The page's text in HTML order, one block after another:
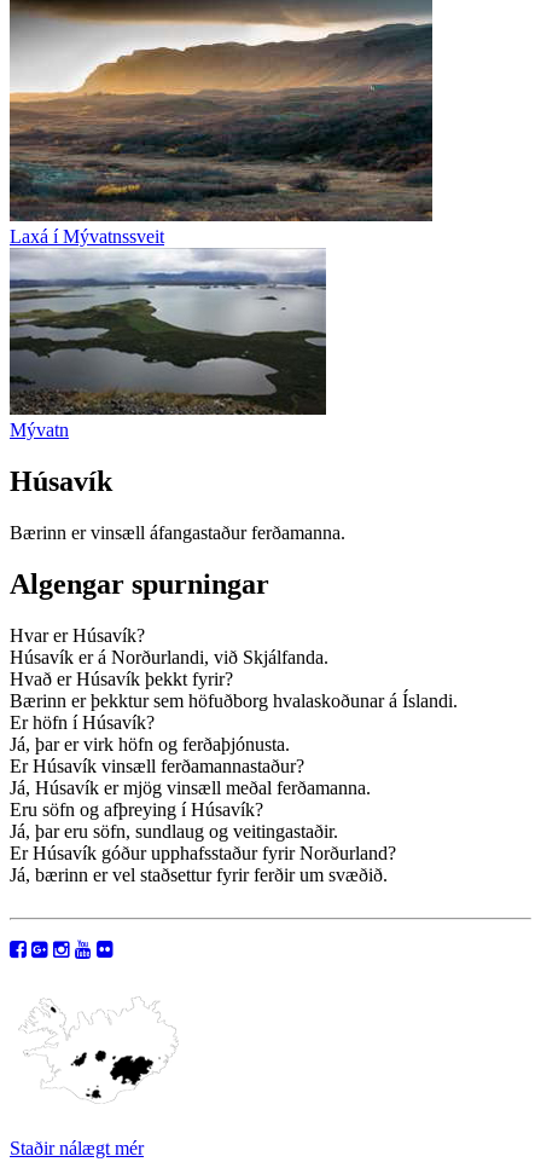
Laxá í Mývatnssveit
Mývatn
Húsavík
Bærinn er vinsæll áfangastaður ferðamanna.
Algengar spurningar
Hvar er Húsavík?
Húsavík er á Norðurlandi, við Skjálfanda.
Hvað er Húsavík þekkt fyrir?
Bærinn er þekktur sem höfuðborg hvalaskoðunar á Íslandi.
Er höfn í Húsavík?
Já, þar er virk höfn og ferðaþjónusta.
Er Húsavík vinsæll ferðamannastaður?
Já, Húsavík er mjög vinsæll meðal ferðamanna.
Eru söfn og afþreying í Húsavík?
Já, þar eru söfn, sundlaug og veitingastaðir.
Er Húsavík góður upphafsstaður fyrir Norðurland?
Já, bærinn er vel staðsettur fyrir ferðir um svæðið.
Staðir nálægt mér